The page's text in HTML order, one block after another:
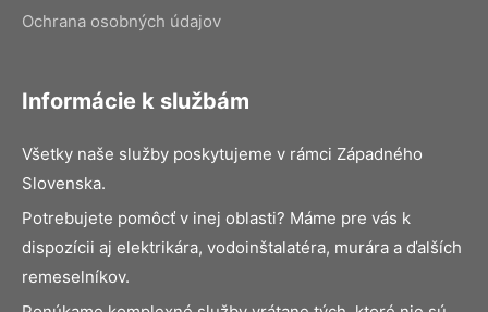
Ochrana osobných údajov
Informácie k službám
Všetky naše služby poskytujeme v rámci Západného
Slovenska.
Potrebujete pomôcť v inej oblasti? Máme pre vás k
dispozícii aj elektrikára, vodoinštalatéra, murára a ďalších
remeselníkov.